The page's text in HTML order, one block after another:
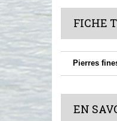
FICHE
Pierres
EN